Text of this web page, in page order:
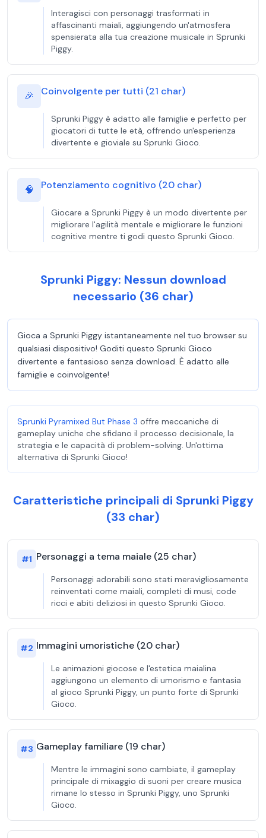
Interagisci con personaggi trasformati in
affascinanti maiali, aggiungendo un'atmosfera
spensierata alla tua creazione musicale in Sprunki
Piggy.
🎉 Coinvolgente per tutti (21 char)
Sprunki Piggy è adatto alle famiglie e perfetto per
giocatori di tutte le età, offrendo un'esperienza
divertente e gioviale su Sprunki Gioco.
🧠 Potenziamento cognitivo (20 char)
Giocare a Sprunki Piggy è un modo divertente per
migliorare l'agilità mentale e migliorare le funzioni
cognitive mentre ti godi questo Sprunki Gioco.
Sprunki Piggy: Nessun download
necessario (36 char)
Gioca a Sprunki Piggy istantaneamente nel tuo browser su
qualsiasi dispositivo! Goditi questo Sprunki Gioco
divertente e fantasioso senza download. È adatto alle
famiglie e coinvolgente!
Sprunki Pyramixed But Phase 3 offre meccaniche di
gameplay uniche che sfidano il processo decisionale, la
strategia e le capacità di problem-solving. Un'ottima
alternativa di Sprunki Gioco!
Caratteristiche principali di Sprunki Piggy
(33 char)
#1 Personaggi a tema maiale (25 char)
Personaggi adorabili sono stati meravigliosamente
reinventati come maiali, completi di musi, code
ricci e abiti deliziosi in questo Sprunki Gioco.
#2 Immagini umoristiche (20 char)
Le animazioni giocose e l'estetica maialina
aggiungono un elemento di umorismo e fantasia
al gioco Sprunki Piggy, un punto forte di Sprunki
Gioco.
#3 Gameplay familiare (19 char)
Mentre le immagini sono cambiate, il gameplay
principale di mixaggio di suoni per creare musica
rimane lo stesso in Sprunki Piggy, uno Sprunki
Gioco.